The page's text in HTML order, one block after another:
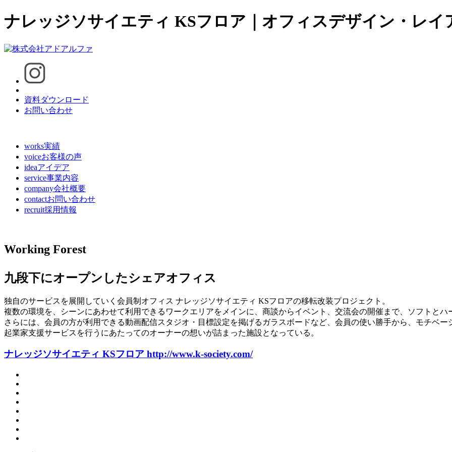
ナレッジソサイエティ KSフロア｜オフィスデザイン・レイ
資料ダウンロード
お問い合わせ
works実績
voiceお客様の声
ideaアイデア
service事業内容
company会社概要
contactお問い合わせ
recruit採用情報
Working Forest
九段下にオープンしたシェアオフィス
独自のサービスを展開していく会員制オフィス ナレッジソサイエティ KSフロアの移転改装プロジェクト。
複数の環境を、シーンにあわせて利用できるワークエリアをメインに、商談からイベント、交流会の開催まで、ソフトとハ
さらには、会員の方が利用できる動画配信スタジオ・目標設定を掲げるガラスボードなど、会員の使い勝手から、モチベー
起業家支援サービスを行うにあたってのオーナーの想いが詰まった施設となっている。
ナレッジソサイエティ KSフロア http://www.k-society.com/